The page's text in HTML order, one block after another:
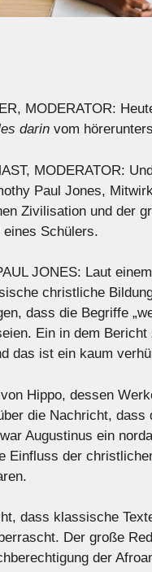
MODERATOR:
darin vom
MODERATOR:
Paul Jones,
Zivilisation und der
eines Schülers.
JONES: Laut
christliche
dass die Begriffe
Ein in dem
das ist ein kaum
Hippo, dessen
die Nachricht, dass
Augustinus ein
Einfluss der
dass klassische
Der große
der